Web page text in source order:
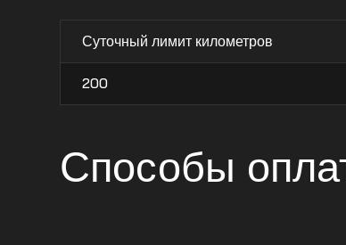
Суточный лимит километров
200
Способы